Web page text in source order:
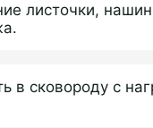
листочки,
в сковороду с